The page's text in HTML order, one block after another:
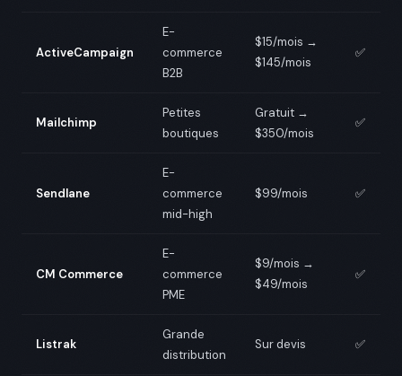
ActiveCampaign
E-
commerce
B2B
$15/mois →
$145/mois
✅
Mailchimp
Petites
boutiques
Gratuit →
$350/mois
✅
Sendlane
E-
commerce
mid-high
$99/mois ✅
CM Commerce
E-
commerce
PME
$9/mois →
$49/mois
✅
Listrak
Grande
distribution
Sur devis ✅